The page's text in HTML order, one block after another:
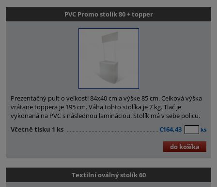
PVC Promo stolík 80 + topper
Prezentačný pult o veľkosti 84x40 cm a výške 85 cm. Celková výška
vrátane toppera je 195 cm. Váha tohto stolíka je 7 kg. Tlač je
vykonaná na PVC s následnou lamináciou. Stolík má v sebe policu.
Včetně tisku 1 ks
€164,43 ks
do košíka
Textilní oválný stolík 60